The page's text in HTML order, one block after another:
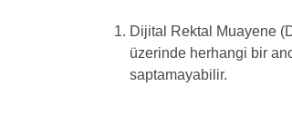
Dijital Rektal Muayene
üzerinde herhangi bir
saptamayabilir.